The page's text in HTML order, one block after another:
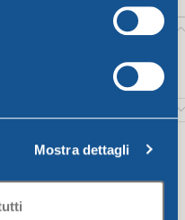
Mostra dettagli